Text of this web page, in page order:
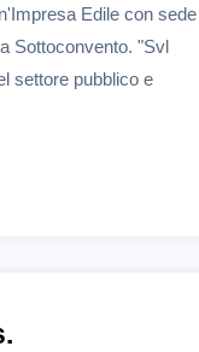
Edile con sede
Sottoconvento. "Svl
settore pubblico e